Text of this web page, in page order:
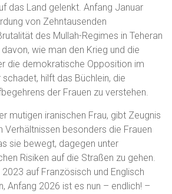
das Land gelenkt. Anfang Januar
von Zehntausenden
des Mullah-Regimes in Teheran
wie man den Krieg und die
die demokratische Opposition im
hilft das Büchlein, die
der Frauen zu verstehen.
mutigen iranischen Frau, gibt Zeugnis
Verhältnissen besonders die Frauen
sie bewegt, dagegen unter
Risiken auf die Straßen zu gehen.
auf Französisch und Englisch
Anfang 2026 ist es nun – endlich! –